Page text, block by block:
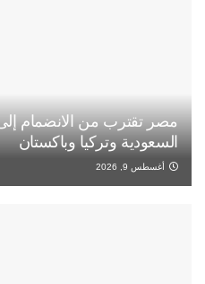
مصر تقترب من الانضمام
السعودية وتركيا وباكستان
أغسطس 9, 2026